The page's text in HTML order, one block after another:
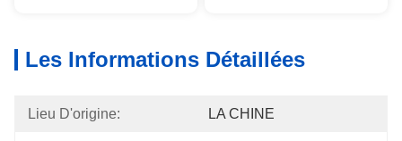
Les Informations Détaillées
Lieu D'origine: LA CHINE